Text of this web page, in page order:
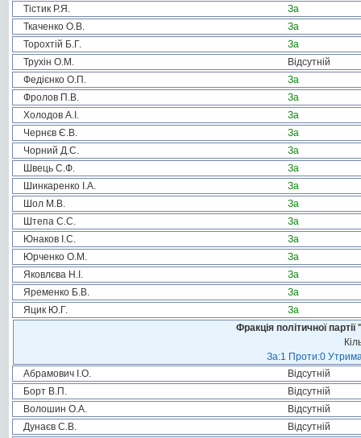
Тістик Р.Я.
За
Ткаченко О.В.
За
Торохтій Б.Г.
За
Трухін О.М.
Відсутній
Федієнко О.П.
За
Фролов П.В.
За
Холодов А.І.
За
Чернєв Є.В.
За
Чорний Д.С.
За
Швець С.Ф.
За
Шинкаренко І.А.
За
Шол М.В.
За
Штепа С.С.
За
Юнаков І.С.
За
Юрченко О.М.
За
Яковлєва Н.І.
За
Яременко Б.В.
За
Яцик Ю.Г.
За
Фракція політичної
За:1 Проти:0
Абрамович І.О.
Відсутній
Борт В.П.
Відсутній
Волошин О.А.
Відсутній
Дунаєв С.В.
Відсутній